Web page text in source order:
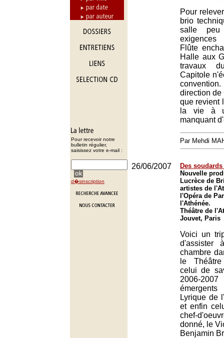
Pour recevoir notre
bulletin régulier,
saisissez votre e-mail :
d�sinscription
Pour
brio
salle peu
Flûte
Halle aux
travaux
Capitole
direction de
que revient
la vie à
manquant
Par Mehdi
26/06/2007
Des
Nouvelle
Lucrèce de
artistes de
l'Opéra de
l'Athénée.
Théâtre de
Jouvet, Paris
Voici un
d'assister
chambre
le
celui de
2006-
Lyrique de
et enfin
chef-
donné, le
Benjamin